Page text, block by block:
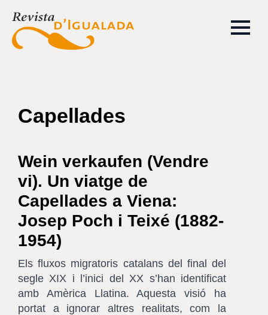
Capellades
Wein verkaufen (Vendre
vi). Un viatge de
Capellades a Viena:
Josep Poch i Teixé (1882-
1954)
Els fluxos migratoris catalans del final del
segle XIX i l’inici del XX s’han identificat
amb Amèrica Llatina. Aquesta visió ha
portat a ignorar altres realitats, com la